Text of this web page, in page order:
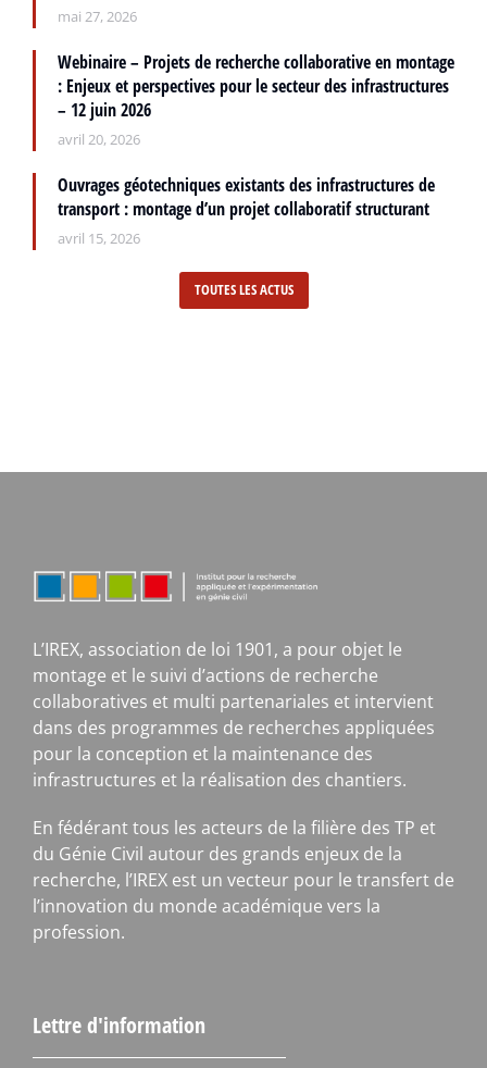
mai 27, 2026
Webinaire – Projets de recherche collaborative en montage
: Enjeux et perspectives pour le secteur des infrastructures
– 12 juin 2026
avril 20, 2026
Ouvrages géotechniques existants des infrastructures de
transport : montage d’un projet collaboratif structurant
avril 15, 2026
TOUTES LES ACTUS
L’IREX, association de loi 1901, a pour objet le
montage et le suivi d’actions de recherche
collaboratives et multi partenariales et intervient
dans des programmes de recherches appliquées
pour la conception et la maintenance des
infrastructures et la réalisation des chantiers.
En fédérant tous les acteurs de la filière des TP et
du Génie Civil autour des grands enjeux de la
recherche, l’IREX est un vecteur pour le transfert de
l’innovation du monde académique vers la
profession.
Lettre d'information